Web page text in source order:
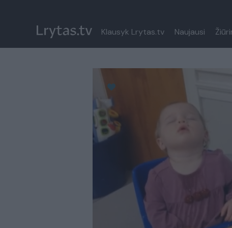
Klausyk Lrytas.tv Naujausi